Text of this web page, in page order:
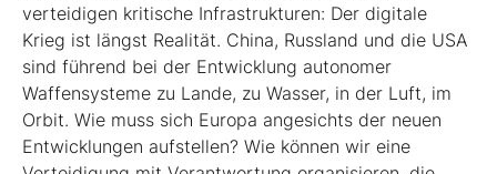
verteidigen kritische Infrastrukturen: Der digitale
Krieg ist längst Realität. China, Russland und die USA
sind führend bei der Entwicklung autonomer
Waffensysteme zu Lande, zu Wasser, in der Luft, im
Orbit. Wie muss sich Europa angesichts der neuen
Entwicklungen aufstellen? Wie können wir eine